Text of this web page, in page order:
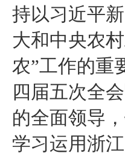
持以习近平
大和中央农
农”工作的重
四届五次全
的全面领导
学习运用浙